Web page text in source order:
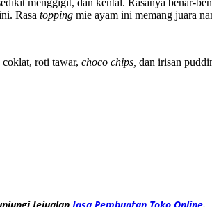
menggigit, dan kental. Rasanya benar-
Rasa topping mie ayam ini memang juara
coklat, roti tawar, choco chips, dan irisan